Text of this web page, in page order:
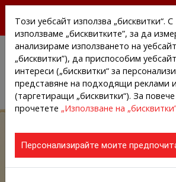
АГЕНЦИИТЕ И
Този уебсайт използва „бисквитки“.
използваме „бисквитките”, за да
анализираме използването на
„бисквитки”), да приспособим
интереси („бисквитки“ за
представяне на подходящи реклами
(таргетиращи „бисквитки“). За
прочетете „Използване на
Персонализирайте моите